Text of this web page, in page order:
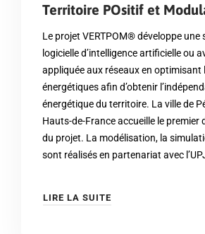
Territoire POsitif et
Le projet VERTPOM® développe une
logicielle d’intelligence artificielle ou
appliquée aux réseaux en optimisant
énergétiques afin d’obtenir
énergétique du territoire. La ville de
Hauts-de-France accueille le
du projet. La modélisation, la
sont réalisés en partenariat avec
LIRE LA SUITE